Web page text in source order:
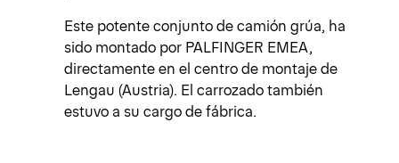
Este potente conjunto de camión grúa, ha
sido montado por PALFINGER EMEA,
directamente en el centro de montaje de
Lengau (Austria). El carrozado también
estuvo a su cargo de fábrica.